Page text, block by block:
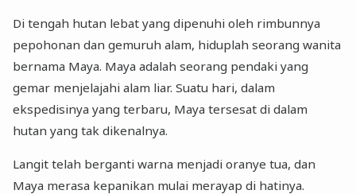
Di tengah hutan lebat yang dipenuhi oleh rimbunnya
pepohonan dan gemuruh alam, hiduplah seorang wanita
bernama Maya. Maya adalah seorang pendaki yang
gemar menjelajahi alam liar. Suatu hari, dalam
ekspedisinya yang terbaru, Maya tersesat di dalam
hutan yang tak dikenalnya.
Langit telah berganti warna menjadi oranye tua, dan
Maya merasa kepanikan mulai merayap di hatinya.